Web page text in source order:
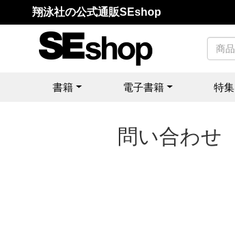
翔泳社の公式通販SEshop
書籍 電子書籍 特集
問い合わせ